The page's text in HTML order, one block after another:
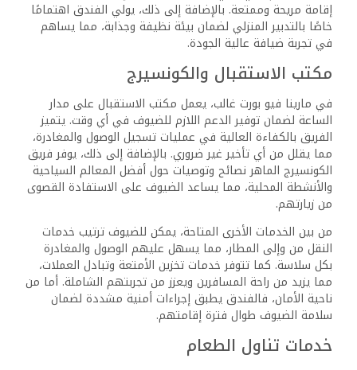
مصممة خصيصًا لتلبية احتياجاتهم، مما يضمن أن الصغار
يستمتعون بتجربة تناول الطعام. كما تتوفر خدمة الغرف على
مدار الساعة، مما يسمح للضيوف بالاستمتاع بوجباتهم في راحة
غرفهم.
أما بالنسبة لأولئك الذين يبحثون عن مكان للاسترخاء مع
مشروب، فإن البارات والمقهى الموجودين في الموقع يوفران
أجواءً مثالية للجلوس والاستمتاع بوجبة خفيفة أو مشروب
منعش.
التنظيف والصيانة
يُولي فريق التدبير المنزلي في مارينا فيو بورت غالب اهتمامًا
خاصًا بالنظافة والصيانة، لضمان إقامة مريحة وجذابة لجميع
الضيوف. يتم تنظيف الغرف بانتظام وتزويدها بجميع وسائل
الراحة اللازمة للحفاظ على راحة الضيوف.
إضافةً إلى التنظيف اليومي، يحرص الفندق على معالجة أي
مسائل تتعلق بالصيانة بسرعة وكفاءة. يظل فريق الصيانة متاحًا
لأي طلبات أو احتياجات إضافية من الضيوف، مما يضمن أن تكون
كل زاوية من الفندق، بدءًا من الردهة وصولًا إلى المرافق
الترفيهية، في أفضل حالاتها.